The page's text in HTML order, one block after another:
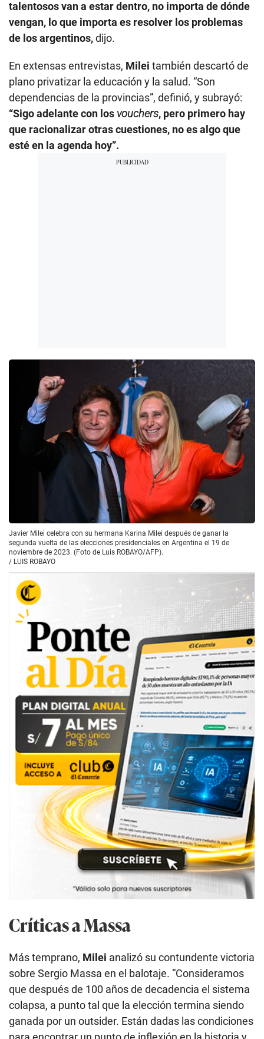
talentosos van a estar dentro, no importa de dónde
vengan, lo que importa es resolver los problemas
de los argentinos,dijo.
En extensas entrevistas, Milei también descartó de
plano privatizar la educación y la salud. “Son
dependencias de la provincias”, definió, y subrayó:
“Sigo adelante con los vouchers, pero primero hay
que racionalizar otras cuestiones, no es algo que
esté en la agenda hoy”.
Javier Milei celebra con su hermana Karina Milei después de ganar la
segunda vuelta de las elecciones presidenciales en Argentina el 19 de
noviembre de 2023. (Foto de Luis ROBAYO/AFP).
/ LUIS ROBAYO
Críticas a Massa
Más temprano, Milei analizó su contundente victoria
sobre Sergio Massa en el balotaje. “Consideramos
que después de 100 años de decadencia el sistema
colapsa, a punto tal que la elección termina siendo
ganada por un outsider. Están dadas las condiciones